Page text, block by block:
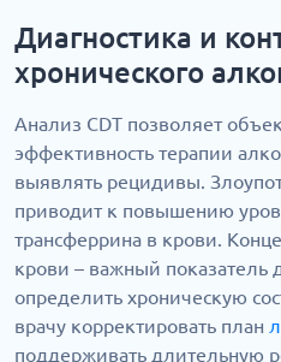
Диагностика и
хронического
Анализ CDT позволяет
эффективность терапии
выявлять рецидивы.
приводит к повышению
трансферрина в крови.
крови – важный
определить хроническую
врачу корректировать план
поддерживать длительную